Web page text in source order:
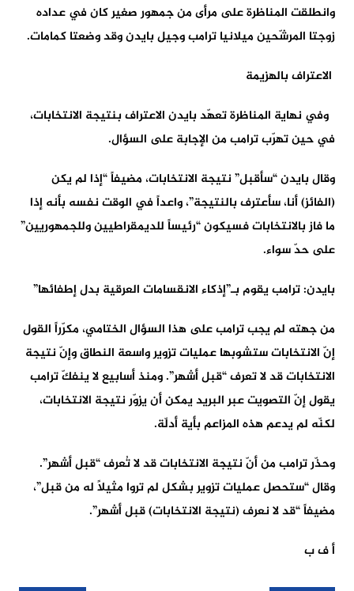
وانطلقت المناظرة على مرأى من جمهور صغير كان في عداده
زوجتا المرشّحين ميلانيا ترامب وجيل بايدن وقد وضعتا كمامات.
الاعتراف بالهزيمة
وفي نهاية المناظرة تعهّد بايدن الاعتراف بنتيجة الانتخابات،
في حين تهرّب ترامب من الإجابة على السؤال.
وقال بايدن “سأقبل” نتيجة الانتخابات، مضيفاً “إذا لم يكن
(الفائز) أنا، سأعترف بالنتيجة”، واعداً في الوقت نفسه بأنه إذا
ما فاز بالانتخابات فسيكون “رئيساً للديمقراطيين وللجمهوريين”
على حدّ سواء.
بايدن: ترامب يقوم بـ”إذكاء الانقسامات العرقية بدل إطفائها”
من جهته لم يجب ترامب على هذا السؤال الختامي، مكرّراً القول
إنّ الانتخابات ستشوبها عمليات تزوير واسعة النطاق وإنّ نتيجة
الانتخابات قد لا تعرف “قبل أشهر”. ومنذ أسابيع لا ينفكّ ترامب
يقول إنّ التصويت عبر البريد يمكن أن يزوّر نتيجة الانتخابات،
لكنّه لم يدعم هذه المزاعم بأية أدلّة.
وحذّر ترامب من أنّ نتيجة الانتخابات قد لا تُعرف “قبل أشهر”.
وقال “ستحصل عمليات تزوير بشكل لم تروا مثيلاً له من قبل”،
مضيفاً “قد لا نعرف (نتيجة الانتخابات) قبل أشهر”.
أ ف ب